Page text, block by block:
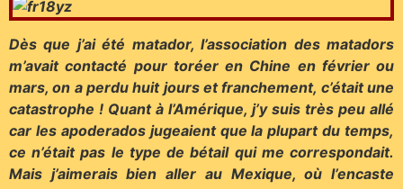
Dès que j’ai été matador, l’association des matadors
m’avait contacté pour toréer en Chine en février ou
mars, on a perdu huit jours et franchement, c’était une
catastrophe ! Quant à l’Amérique, j’y suis très peu allé
car les apoderados jugeaient que la plupart du temps,
ce n’était pas le type de bétail qui me correspondait.
Mais j’aimerais bien aller au Mexique, où l’encaste